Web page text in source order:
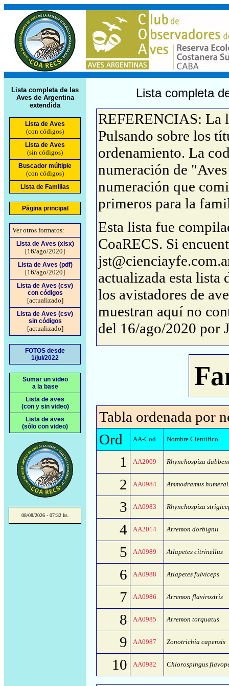
Lista completa de las
Aves de Argentina
extendida
Lista de Aves
(con códigos)
Lista de Aves
(sin códigos)
Buscador múltiple
(con códigos)
Lista de Familias
Página principal
Ver otros formatos:
Lista de Aves (xlsx)
[16/ago/2020]
Lista de Aves (pdf)
[16/ago/2020]
Lista de Aves (csv)
con códigos
[actualizado]
Lista de Aves (csv)
sin códigos
[actualizado]
FOTOS desde
1/jul/2022
Sumar un video
a la base
Lista de aves
(con y sin video)
Lista de aves
(sólo con video)
08/08/2026 - 07:32 hs.
Lista completa
REFERENCIAS: La
Pulsando sobre los
ordenamiento. La
numeración de
numeración que
primeros para la
Esta lista fue
CoaRECS. Si
actualizada esta lista
los avistadores de
muestran aquí no
del 16/ago/2020 por
Tabla ordenada por
Ord
AA-Cod Nombre Científico
1 AA2009 Rhynchospiza
2 AA0984 Ammodramus
3 AA0983 Rhynchospiza
4 AA2014 Arremon dorbignii
5 AA0989 Atlapetes citrinellus
6 AA0988 Atlapetes fulviceps
7 AA0986 Arremon flavirostris
8 AA0985 Arremon torquatus
9 AA0987 Zonotrichia capensis
10 AA0982 Chlorospingus